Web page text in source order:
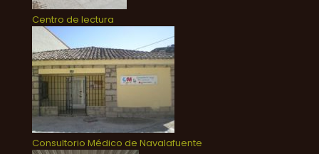
Centro de lectura
Consultorio Médico de Navalafuente